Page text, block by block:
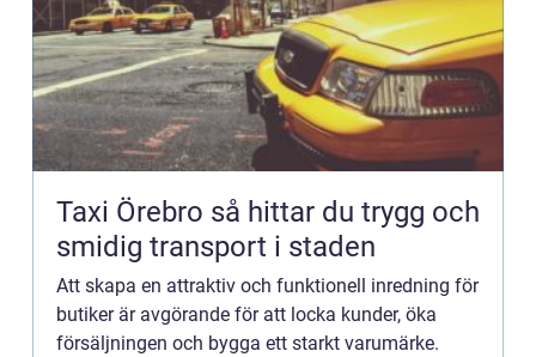
Taxi Örebro så hittar du trygg och
smidig transport i staden
Att skapa en attraktiv och funktionell inredning för
butiker är avgörande för att locka kunder, öka
försäljningen och bygga ett starkt varumärke.